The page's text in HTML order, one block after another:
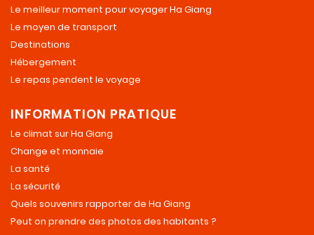
Le meilleur moment pour voyager Ha Giang
Le moyen de transport
Destinations
Hébergement
Le repas pendent le voyage
INFORMATION PRATIQUE
Le climat sur Ha Giang
Change et monnaie
La santé
La sécurité
Quels souvenirs rapporter de Ha Giang
Peut on prendre des photos des habitants ?